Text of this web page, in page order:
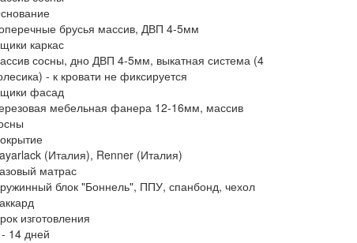
брусья массив, ДВП 4-5мм
каркас
сосны, дно ДВП 4-5мм, выкатная система (4
- к кровати не фиксируется
фасад
мебельная фанера 12-16мм, массив
(Италия), Renner (Италия)
матрас
блок "Боннель", ППУ, спанбонд, чехол
изготовления
14 дней